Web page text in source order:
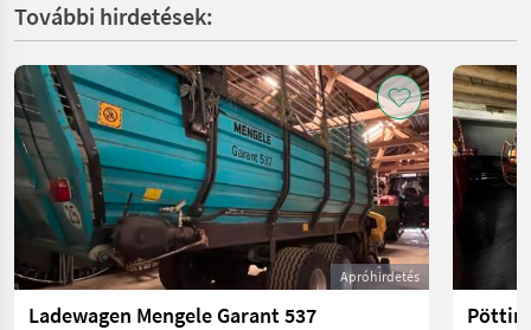
További hirdetések:
Apróhirdetés
Ladewagen Mengele Garant 537